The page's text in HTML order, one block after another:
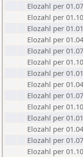
Elozahl per
Elozahl per
Elozahl per
Elozahl per
Elozahl per
Elozahl per
Elozahl per
Elozahl per
Elozahl per
Elozahl per
Elozahl per
Elozahl per
Elozahl per
Elozahl per